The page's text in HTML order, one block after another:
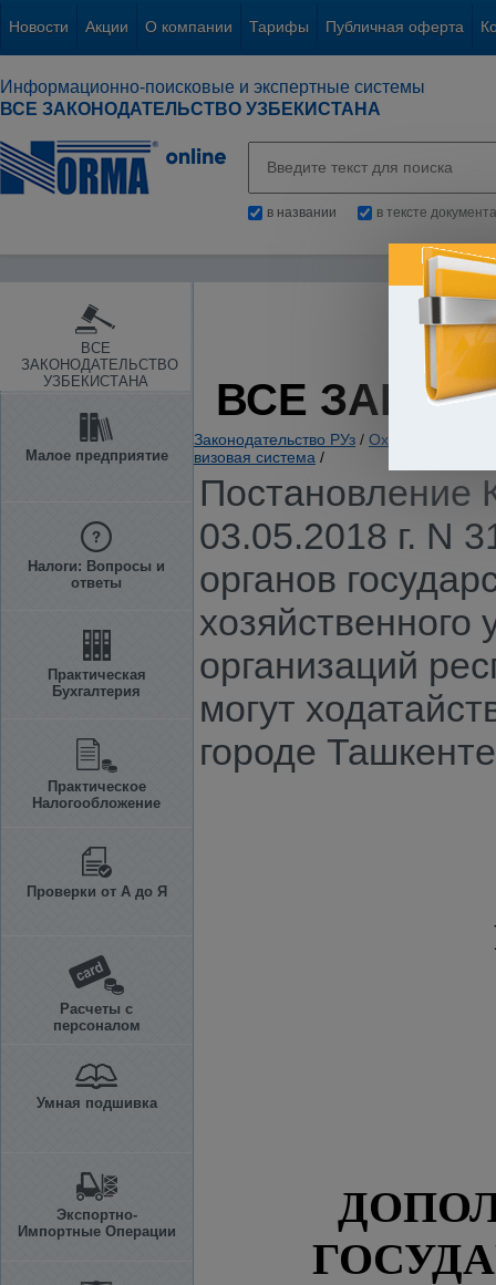
Новости Акции О компании Тарифы Публичная оферта
Информационно-поисковые и экспертные системы
ВСЕ ЗАКОНОДАТЕЛЬСТВО УЗБЕКИСТАНА
в названии в тексте документа
ВСЕ
ЗАКОНОДАТЕЛЬСТВО
УЗБЕКИСТАНА
Малое предприятие
Налоги: Вопросы и
ответы
Практическая
Бухгалтерия
Практическое
Налогообложение
Проверки от А до Я
Расчеты с
персоналом
Умная подшивка
Экспортно-
Импортные Операции
ВСЕ
Законодательство РУз / Охрана
визовая система /
Постановление
03.05.2018 г. N
органов
хозяйственного
организаций
могут
городе